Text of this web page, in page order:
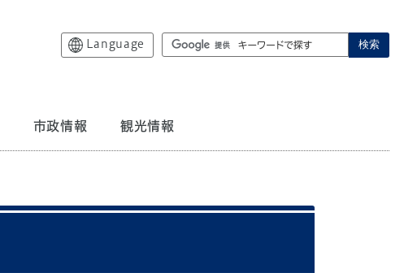
Language 検索
市政情報 観光情報